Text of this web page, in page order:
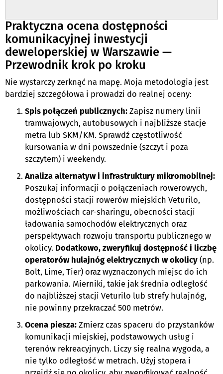
Praktyczna ocena dostępności
komunikacyjnej inwestycji
deweloperskiej w Warszawie —
Przewodnik krok po kroku
Nie wystarczy zerknąć na mapę. Moja metodologia jest
bardziej szczegółowa i prowadzi do realnej oceny:
Spis połączeń publicznych: Zapisz numery linii
tramwajowych, autobusowych i najbliższe stacje
metra lub SKM/KM. Sprawdź częstotliwość
kursowania w dni powszednie (szczyt i poza
szczytem) i weekendy.
Analiza alternatyw i infrastruktury mikromobilnej:
Poszukaj informacji o połączeniach rowerowych,
dostępności stacji rowerów miejskich Veturilo,
możliwościach car-sharingu, obecności stacji
ładowania samochodów elektrycznych oraz
perspektywach rozwoju transportu publicznego w
okolicy. Dodatkowo, zweryfikuj dostępność i liczbę
operatorów hulajnóg elektrycznych w okolicy (np.
Bolt, Lime, Tier) oraz wyznaczonych miejsc do ich
parkowania. Mierniki, takie jak średnia odległość
do najbliższej stacji Veturilo lub strefy hulajnóg,
nie powinny przekraczać 500 metrów.
Ocena piesza: Zmierz czas spaceru do przystanków
komunikacji miejskiej, podstawowych usług i
terenów rekreacyjnych. Liczy się realna wygoda, a
nie tylko odległość w metrach. Użyj stopera i